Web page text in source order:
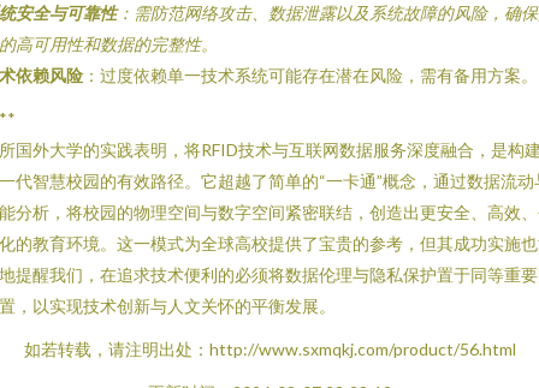
安全与可靠性：需防范网络攻击、数据泄露以及系统故障的风险，确
高可用性和数据的完整性。
依赖风险 ：过度依赖单一技术系统可能存在潜在风险，需有备用方案。
国外大学的实践表明，将RFID技术与互联网数据服务深度融合，是构
代智慧校园的有效路径。它超越了简单的“一卡通”概念，通过数据流动
分析，将校园的物理空间与数字空间紧密联结，创造出更安全、高效
的教育环境。这一模式为全球高校提供了宝贵的参考，但其成功实施
提醒我们，在追求技术便利的必须将数据伦理与隐私保护置于同等重
，以实现技术创新与人文关怀的平衡发展。
如若转载，请注明出处：http://www.sxmqkj.com/product/56.html